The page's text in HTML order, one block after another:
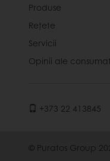
Produse
Rețete
Servicii
Opinii ale
+373 22 413845
© Puratos Group